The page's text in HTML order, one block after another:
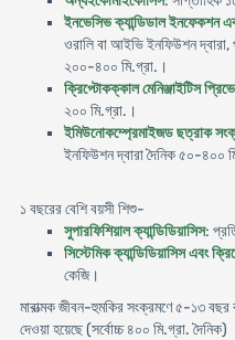
ইনভেসিভ ক্যান্ডিডাল ইনফেকশন
ওরালি বা আইভি ইনফিউশন দ্বারা,
২০০-৪০০ মি.গ্রা.।
ক্রিপ্টোকক্কাল মেনিঞ্জাইটিস
২০০ মি.গ্রা.।
ইমিউনোকম্প্রেমাইজড ছত্রাক
ইনফিউশন দ্বারা দৈনিক ৫০-৪০০
১ বছরের বেশি বয়সী শিশু-
সুপারফিশিয়াল ক্যান্ডিডিয়াসিস:
সিস্টেমিক ক্যান্ডিডিয়াসিস এবং
কেজি।
মারাত্মক জীবন-হুমকির সংক্রমণে ৫-১৩ বছর
দেওয়া হয়েছে (সর্বোচ্চ ৪০০ মি.গ্রা. দৈনিক)